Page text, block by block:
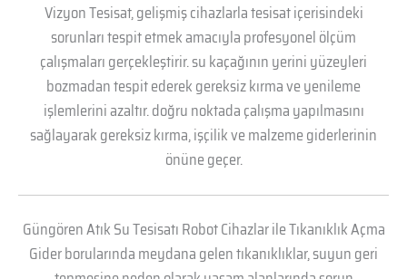
Vizyon Tesisat, gelişmiş cihazlarla tesisat içerisindeki
sorunları tespit etmek amacıyla profesyonel ölçüm
çalışmaları gerçekleştirir. su kaçağının yerini yüzeyleri
bozmadan tespit ederek gereksiz kırma ve yenileme
işlemlerini azaltır. doğru noktada çalışma yapılmasını
sağlayarak gereksiz kırma, işçilik ve malzeme giderlerinin
önüne geçer.
Güngören Atık Su Tesisatı Robot Cihazlar ile Tıkanıklık Açma
Gider borularında meydana gelen tıkanıklıklar, suyun geri